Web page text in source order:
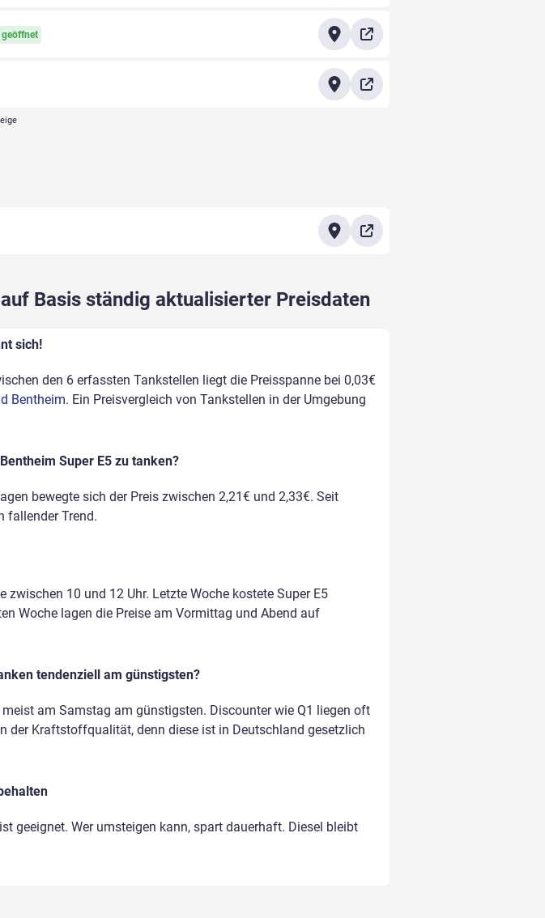
geöffnet
Basis ständig aktualisierter Preisdaten
sich!
den 6 erfassten Tankstellen liegt die Preisspanne bei 0,03€
Bentheim. Ein Preisvergleich von Tankstellen in der Umgebung
Super E5 zu tanken?
bewegte sich der Preis zwischen 2,21€ und 2,33€. Seit
fallender Trend.
10 und 12 Uhr. Letzte Woche kostete Super E5
Woche lagen die Preise am Vormittag und Abend auf
tendenziell am günstigsten?
am Samstag am günstigsten. Discounter wie Q1 liegen oft
der Kraftstoffqualität, denn diese ist in Deutschland gesetzlich
geeignet. Wer umsteigen kann, spart dauerhaft. Diesel bleibt